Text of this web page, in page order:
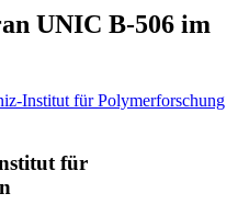
UNIC B-506 im
für